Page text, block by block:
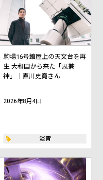
駒場16号館屋上の天文台を再
生 大和国から来た「思兼
神」｜直川史寛さん
2026年8月4日
淡青